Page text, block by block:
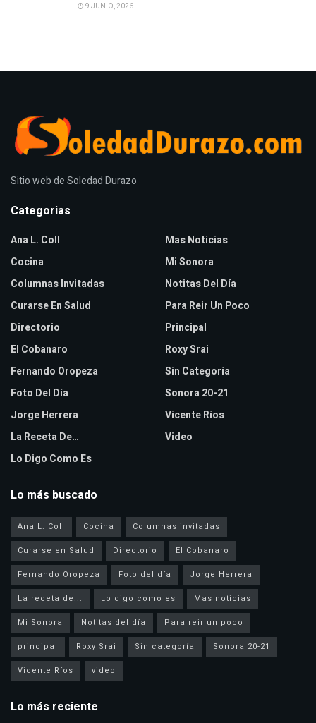
9 JUNIO, 2026
Sitio web de Soledad Durazo
Categorias
Ana L. Coll
Cocina
Columnas Invitadas
Curarse En Salud
Directorio
El Cobanaro
Fernando Oropeza
Foto Del Día
Jorge Herrera
La Receta De…
Lo Digo Como Es
Mas Noticias
Mi Sonora
Notitas Del Día
Para Reir Un Poco
Principal
Roxy Srai
Sin Categoría
Sonora 20-21
Vicente Ríos
Video
Lo más buscado
Ana L. Coll Cocina
Columnas invitadas
Curarse en Salud
Directorio
El Cobanaro
Fernando Oropeza
Foto del día
Jorge Herrera
La receta de...
Lo digo como es
Mas noticias
Mi Sonora
Notitas del día
Para reir un poco
principal
Roxy Srai Sin categoría
Sonora 20-21
Vicente Ríos
video
Lo más reciente